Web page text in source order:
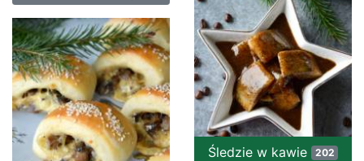
Śledzie w kawie 202